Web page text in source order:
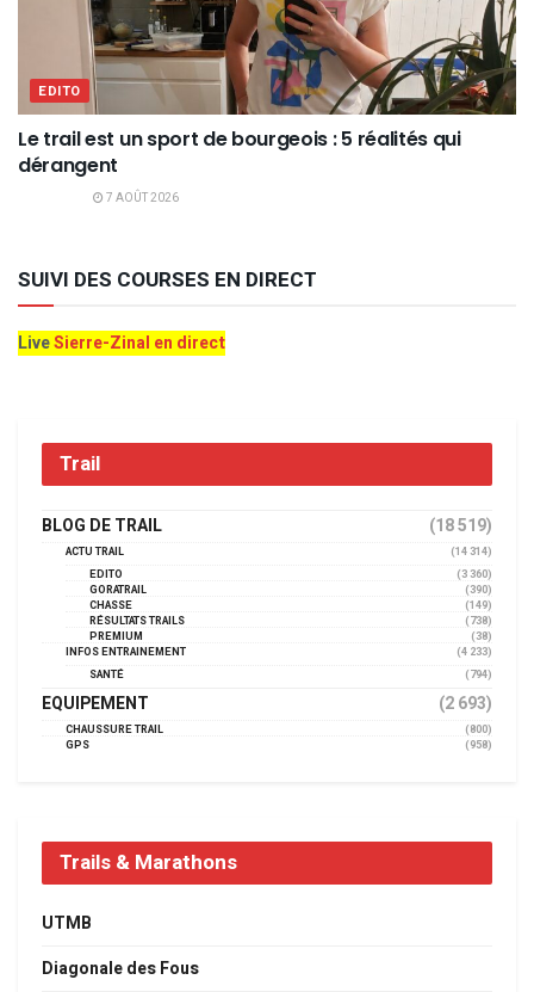
EDITO
Le trail est un sport de bourgeois : 5 réalités qui
dérangent
7 AOÛT 2026
SUIVI DES COURSES EN DIRECT
LiveSierre-Zinal en direct
Trail
BLOG DE TRAIL (18 519)
ACTU TRAIL
(14 314)
EDITO
(3 360)
GORATRAIL
(390)
CHASSE
(149)
RÉSULTATS TRAILS
(738)
PREMIUM
(38)
INFOS ENTRAINEMENT
(4 233)
SANTÉ
(794)
EQUIPEMENT (2 693)
CHAUSSURE TRAIL
(800)
GPS
(958)
Trails & Marathons
UTMB
Diagonale des Fous